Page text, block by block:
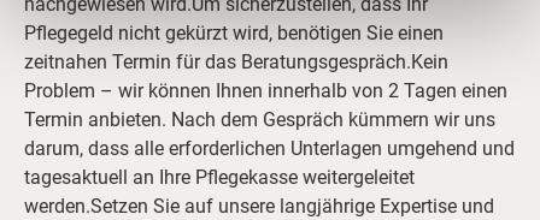
Pflegegeld nicht gekürzt wird, benötigen Sie einen
zeitnahen Termin für das Beratungsgespräch.Kein
Problem – wir können Ihnen innerhalb von 2 Tagen einen
Termin anbieten. Nach dem Gespräch kümmern wir uns
darum, dass alle erforderlichen Unterlagen umgehend und
tagesaktuell an Ihre Pflegekasse weitergeleitet
werden.Setzen Sie auf unsere langjährige Expertise und